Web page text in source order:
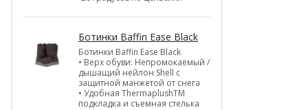
Ботинки Baffin Ease Black
Ботинки Baffin Ease Black
• Верх обуви: Непромокаемый /
дышащий нейлон Shell c
защитной манжетой от снега
• Удобная ThermaplushTM
подкладка и съемная стелька